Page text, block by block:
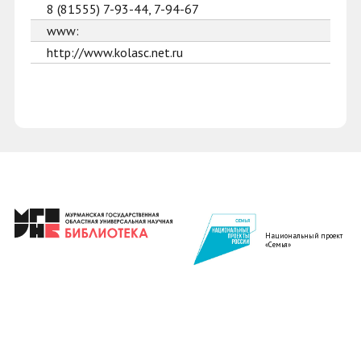
8 (81555) 7-93-44, 7-94-67
www:
http://www.kolasc.net.ru
Национальный проект
«Семья»